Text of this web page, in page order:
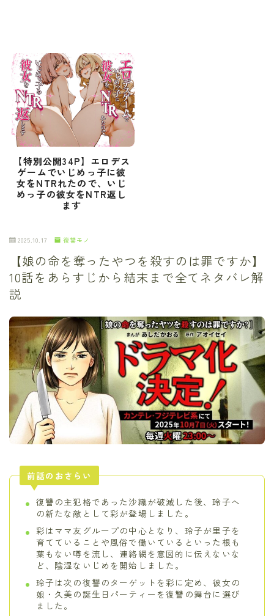
【特別公開34P】エロデス
ゲームでいじめっ子に彼
女をNTRれたので、いじ
めっ子の彼女をNTR返し
ます
2025.10.17 復讐モノ
【娘の命を奪ったやつを殺すのは罪ですか】
10話をあらすじから結末まで全てネタバレ解
説
前話のおさらい
復讐の主犯格であった沙織が破滅した後、玲子へ
の新たな敵として彩が登場しました。
彩はママ友グループの中心となり、玲子が里子を
育てていることや風俗で働いているといった根も
葉もない噂を流し、連絡網を意図的に伝えないな
ど、陰湿ないじめを開始しました。
玲子は次の復讐のターゲットを彩に定め、彼女の
娘・久美の誕生日パーティーを復讐の舞台に選び
ました。